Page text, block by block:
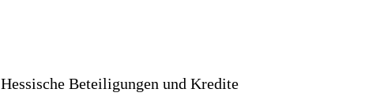
Hessische Beteiligungen und Kredite